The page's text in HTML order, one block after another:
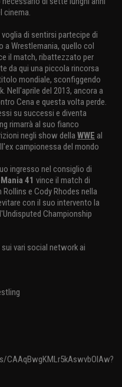
cinema.
di sentirsi partecipe di
Wrestlemania, quello col
il match, ribattezzato per
da qui una piccola rincorsa
mondiale, sconfiggendo
Nell'aprile del 2013, ancora a
Cena e questa volta perde.
su successi e diventa
rimarrà al suo fianco
negli show della WWE al
campionessa del mondo
ingresso nel consiglio di
41 vince il match di
e Cody Rhodes nella
con il suo intervento la
Championship
vari social network ai